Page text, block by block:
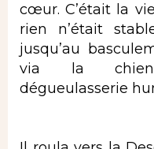
cœur. C’était la
rien n’était
jusqu’au
via la
dégueulasserie